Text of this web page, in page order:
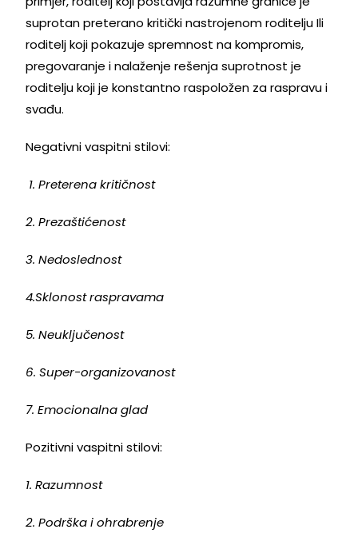
suprotan preterano kritički nastrojenom roditelju Ili
roditelj koji pokazuje spremnost na kompromis,
pregovaranje i nalaženje rešenja suprotnost je
roditelju koji je konstantno raspoložen za raspravu i
svađu.
Negativni vaspitni stilovi:
1. Preterena kritičnost
2. Prezaštićenost
3. Nedoslednost
4.Sklonost raspravama
5. Neuključenost
6. Super-organizovanost
7. Emocionalna glad
Pozitivni vaspitni stilovi:
1. Razumnost
2. Podrška i ohrabrenje